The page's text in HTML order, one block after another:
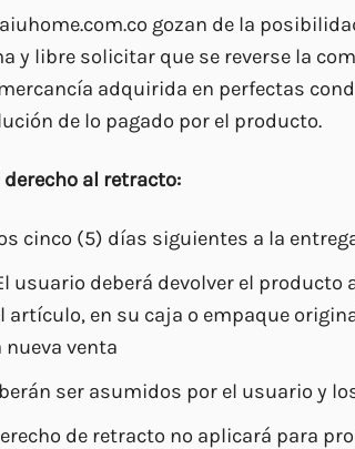
gozan de la
y libre solicitar que se reverse la
adquirida en perfectas
de lo pagado por el producto.
al retracto:
cinco (5) días siguientes a la
usuario deberá devolver el
artículo, en su caja o empaque
venta
ser asumidos por el usuario y
de retracto no aplicará para